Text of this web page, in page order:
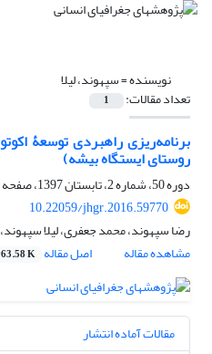
نویسنده =سپهوند، لیلا
تعداد مقالات: 1
برنامه‌ریزی راهبردی توسعۀ
روستای ایستگاه‌ بیشه)
دوره 50، شماره 2، تابستان 1397، صفحه
10.22059/jhgr.2016.59770
رضا سپهوند، محمد جعفری، لیلا
مشاهده مقاله
اصل مقاله K
مقالات آماده انتشار